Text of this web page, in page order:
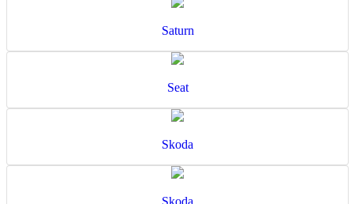
Saturn
Seat
Skoda
Skoda